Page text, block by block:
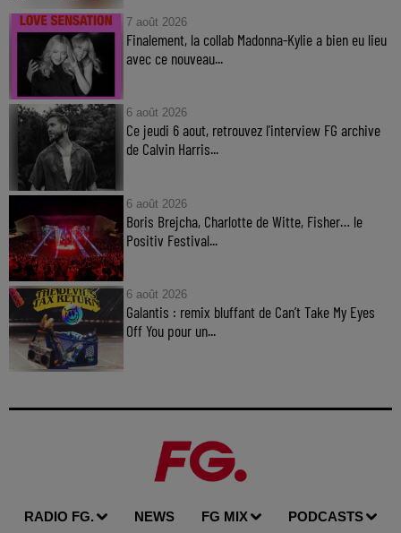
7 août 2026
Finalement, la collab Madonna-Kylie a bien eu lieu
avec ce nouveau...
6 août 2026
Ce jeudi 6 aout, retrouvez l'interview FG archive
de Calvin Harris...
6 août 2026
Boris Brejcha, Charlotte de Witte, Fisher… le
Positiv Festival...
6 août 2026
Galantis : remix bluffant de Can’t Take My Eyes
Off You pour un...
RADIO FG. NEWS FG MIX PODCASTS